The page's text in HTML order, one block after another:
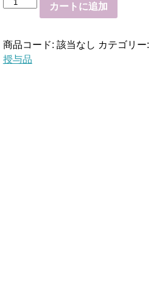
全
大
カートに追加
商品コード: 該当なし カテゴリー:
授与品